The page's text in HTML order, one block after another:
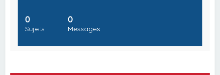
0
Sujets
0
Messages